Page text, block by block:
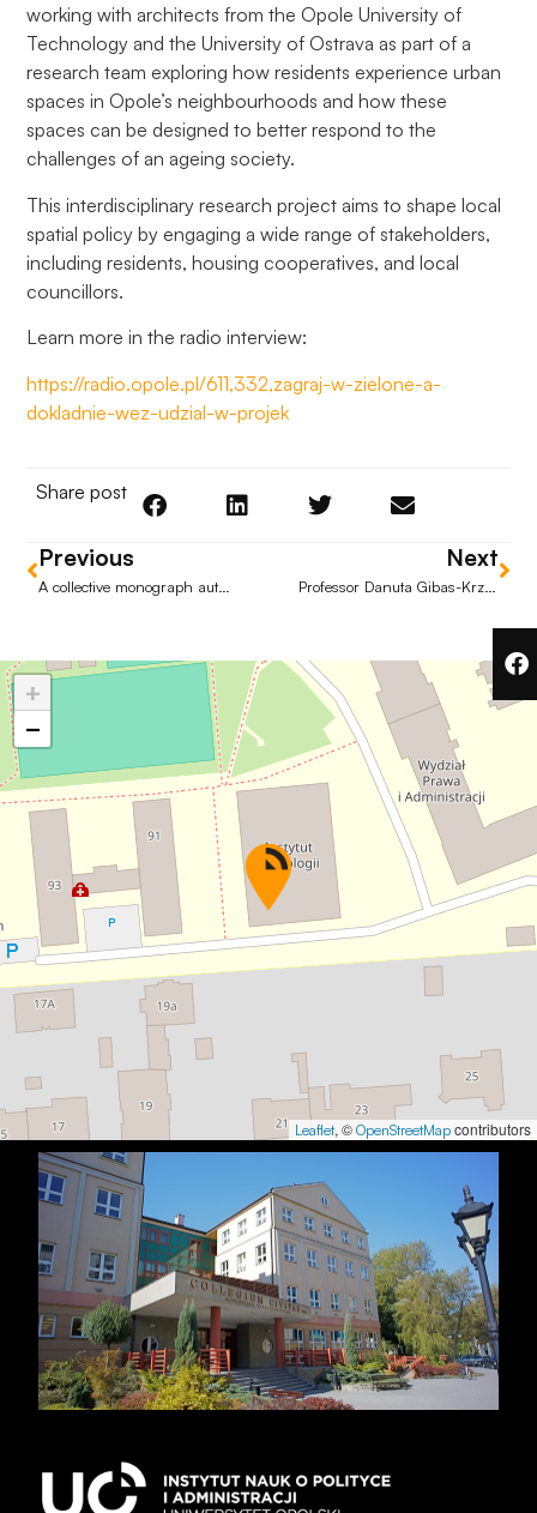
working with architects from the Opole University of
Technology and the University of Ostrava as part of a
research team exploring how residents experience urban
spaces in Opole’s neighbourhoods and how these
spaces can be designed to better respond to the
challenges of an ageing society.
This interdisciplinary research project aims to shape local
spatial policy by engaging a wide range of stakeholders,
including residents, housing cooperatives, and local
councillors.
Learn more in the radio interview:
https://radio.opole.pl/611,332,zagraj-w-zielone-a-
dokladnie-wez-udzial-w-projek
Share post
Previous
A collective monograph authored by researchers from the Department of Management and Public Policy at the University of Opole, entitled “Public Policy and Local Crises: Lessons from Poland and Central Europe.”
Next
+
−
Leaflet, © OpenStreetMap contributors
Doświadczenie
Aby nasza
strona
internetowa
podczas
twojego
przejścia na nią.
internetowej.
Udostępniając
zachowania
strony, zwiększasz
szansę na
zobaczenie
spersonalizowanych
treści i ofert.